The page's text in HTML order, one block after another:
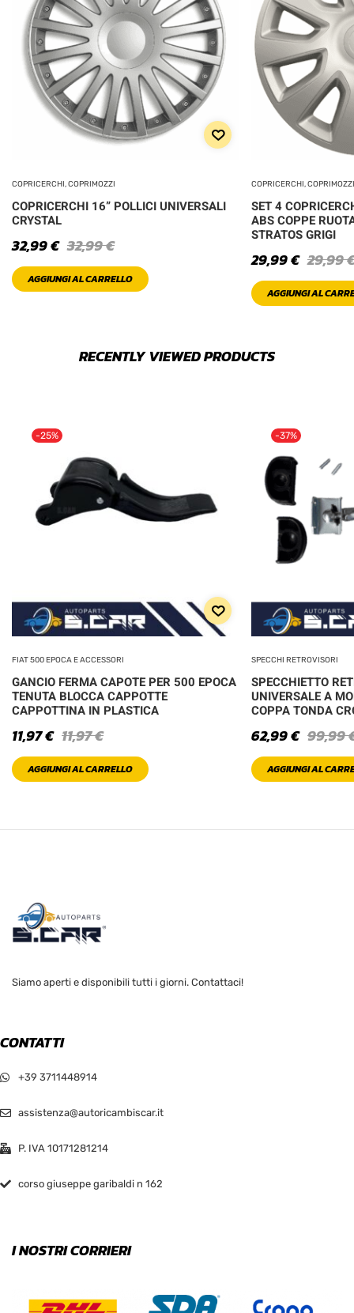
COPRICERCHI, COPRIMOZZI
COPRICERCHI 16” POLLICI UNIVERSALI
CRYSTAL
32,99€
32,99€
AGGIUNGI AL CARRELLO
COPRICERCHI, COPRIMOZZI
SET 4
ABS COPPE
STRATOS GRIGI
29,99
29,99€
AGGIUNGI AL
RECENTLY VIEWED PRODUCTS
-25%
FIAT 500 EPOCA E ACCESSORI
GANCIO FERMA CAPOTE PER 500 EPOCA
TENUTA BLOCCA CAPPOTTE
CAPPOTTINA IN PLASTICA
11,97€
11,97€
AGGIUNGI AL CARRELLO
-37%
SPECCHI RETROVISORI
SPECCHIETTO
UNIVERSALE A
COPPA TONDA
99,99
62,99€
AGGIUNGI AL
Siamo aperti e disponibili tutti i giorni. Contattaci!
CONTATTI
+39 3711448914
assistenza@autoricambiscar.it
P. IVA 10171281214
corso giuseppe garibaldi n 162
I NOSTRI CORRIERI